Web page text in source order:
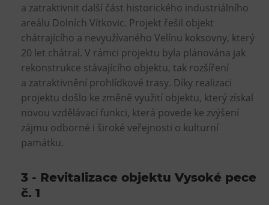
a zatraktivnit další část historického industriálního
areálu Dolních Vítkovic. Projekt řešil objekt
chátrajícího a nevyužívaného Velínu koksovny, který
20 let chátral. V rámci projektu byla plánována jak
rekonstrukce stávajícího objektu, tak rozšíření
a zatraktivnění prohlídkové trasy. Díky realizaci
projektu došlo ke změně využití objektu, který získal
novou vzdělávací funkci, která povede ke zvýšení
zájmu odborné i široké veřejnosti o kulturní
památku.
3 - Revitalizace objektu Vysoké pece
č. 1